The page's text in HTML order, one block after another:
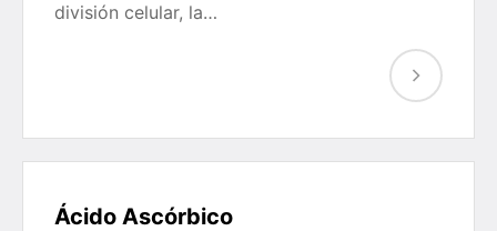
división celular, la…
Ácido Ascórbico